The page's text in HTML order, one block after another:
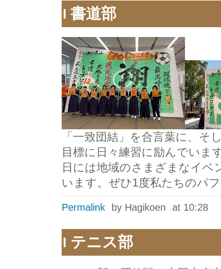
書道部
「一致団結」を合言葉に、
目標に日々練習に励んでいま
日には地域のさまざまなイベ
います。ぜひ1度私たちのパ
Permalink by Hagikoen at 10:28
テニス部